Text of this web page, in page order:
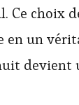
Ce choix
en un
devient